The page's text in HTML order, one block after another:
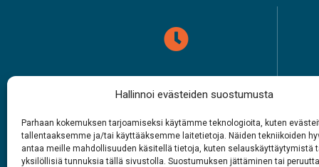
Hallinnoi evästeiden suostumusta
Parhaan kokemuksen tarjoamiseksi käytämme teknologioita, kuten
tallentaaksemme ja/tai käyttääksemme laitetietoja. Näiden tekniikoiden
antaa meille mahdollisuuden käsitellä tietoja, kuten selauskäyttäytymistä
yksilöllisiä tunnuksia tällä sivustolla. Suostumuksen jättäminen tai
Aukioloajat
Joka päivä
9 – 18